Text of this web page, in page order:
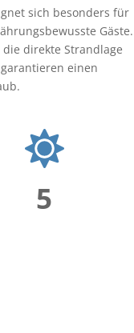
sich besonders für
Gäste.
direkte Strandlage
einen
5